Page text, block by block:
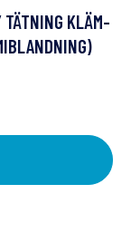
TÄTNING KLÄM-